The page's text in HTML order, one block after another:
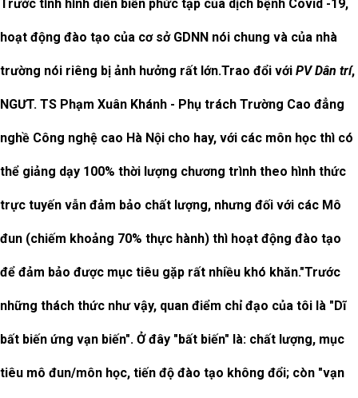
Trước tình hình diễn biến phức tạp của dịch bệnh Covid -19,
hoạt động đào tạo của cơ sở GDNN nói chung và của nhà
trường nói riêng bị ảnh hưởng rất lớn.Trao đổi với PV Dân trí,
NGƯT. TS Phạm Xuân Khánh - Phụ trách Trường Cao đẳng
nghề Công nghệ cao Hà Nội cho hay, với các môn học thì có
thể giảng dạy 100% thời lượng chương trình theo hình thức
trực tuyến vẫn đảm bảo chất lượng, nhưng đối với các Mô
đun (chiếm khoảng 70% thực hành) thì hoạt động đào tạo
để đảm bảo được mục tiêu gặp rất nhiều khó khăn."Trước
những thách thức như vậy, quan điểm chỉ đạo của tôi là "Dĩ
bất biến ứng vạn biến". Ở đây "bất biến" là: chất lượng, mục
tiêu mô đun/môn học, tiến độ đào tạo không đổi; còn "vạn